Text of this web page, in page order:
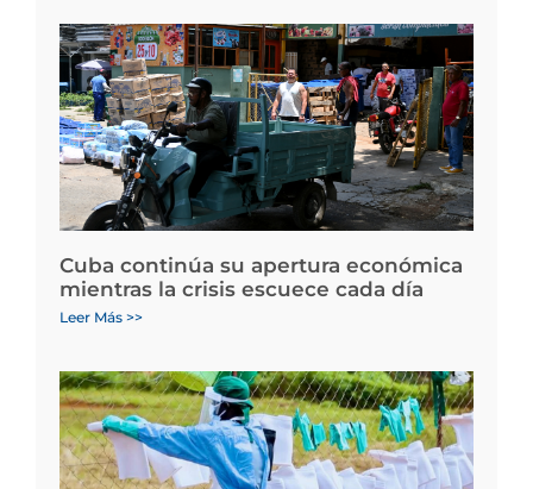
Cuba continúa su apertura económica
mientras la crisis escuece cada día
Leer Más >>